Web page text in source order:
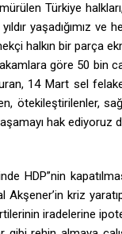
Türkiye
yaşadığımız
halkın bir parça
göre 50 bin
14 Mart sel
ötekileştirilenler,
hak ediyoruz
HDP”nin
Akşener’in kriz
iradelerine